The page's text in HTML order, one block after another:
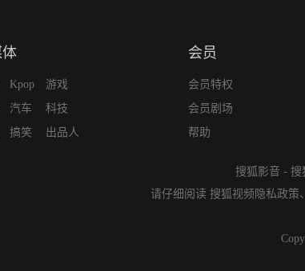
体
Kpop
汽车
搞笑
游戏
科技
出品人
会员
会员特权
会员剧场
帮助
搜狐影音 - 搜
请仔细阅读 搜狐视频隐私政策、